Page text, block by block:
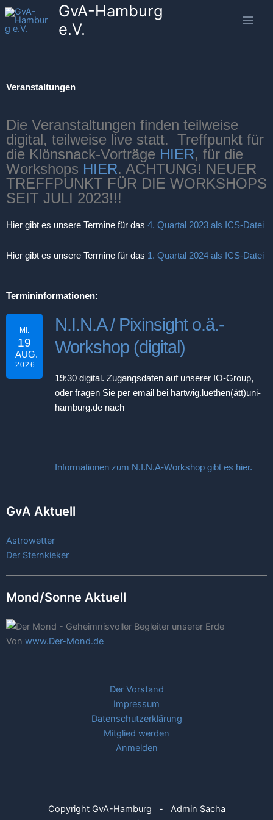
Zum
Inhalt
springen
GvA-Hamburg
e.V.
Veranstaltungen
Die Veranstaltungen finden teilweise
digital, teilweise live statt. Treffpunkt für
die Klönsnack-Vorträge HIER, für die
Workshops HIER. ACHTUNG! NEUER
TREFFPUNKT FÜR DIE WORKSHOPS
SEIT JULI 2023!!!
Hier gibt es unsere Termine für das 4. Quartal 2023 als ICS-Datei
Hier gibt es unsere Termine für das 1. Quartal 2024 als ICS-Datei
Termininformationen:
MI.
19
AUG.
2026
N.I.N.A / Pixinsight o.ä.-
Workshop (digital)
19:30 digital. Zugangsdaten auf unserer IO-Group,
oder fragen Sie per email bei hartwig.luethen(ätt)uni-
hamburg.de nach
Informationen zum N.I.N.A-Workshop gibt es hier.
GvA Aktuell
Astrowetter
Der Sternkieker
Mond/Sonne Aktuell
Von www.Der-Mond.de
Der Vorstand
Impressum
Datenschutzerklärung
Mitglied werden
Anmelden
Copyright GvA-Hamburg - Admin Sacha